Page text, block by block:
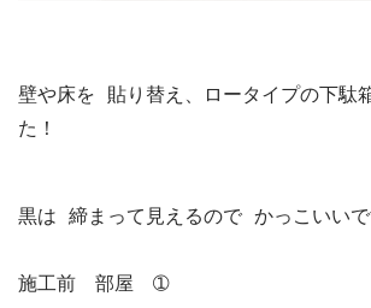
壁や床を 貼り替え、ロータイプの下駄
た！
黒は 締まって見えるので かっこいい
施工前　部屋　➀